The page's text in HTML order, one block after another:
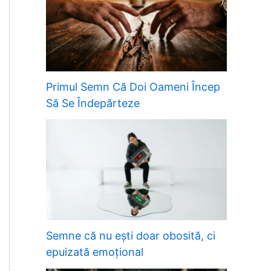
Primul Semn Că Doi Oameni Încep
Să Se Îndepărteze
Semne că nu ești doar obosită, ci
epuizată emoțional